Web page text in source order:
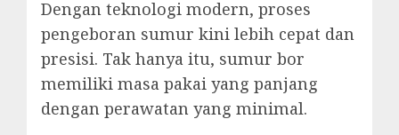
Dengan teknologi modern, proses
pengeboran sumur kini lebih cepat dan
presisi. Tak hanya itu, sumur bor
memiliki masa pakai yang panjang
dengan perawatan yang minimal.